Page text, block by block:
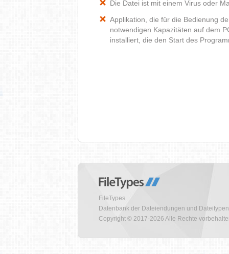
Die Datei ist mit einem Virus oder
Applikation, die für die Bedienung
notwendigen Kapazitäten auf dem
installiert, die den Start des
FileTypes
Datenbank der Dateiendungen und Dateitypen
Copyright © 2017-2026 Alle Rechte